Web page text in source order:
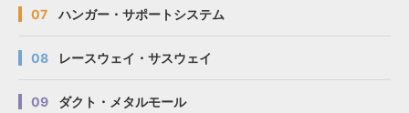
07 ハンガー・サポートシステム
08 レースウェイ・サスウェイ
09 ダクト・メタルモール